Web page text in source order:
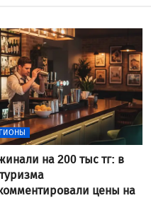
на 200 тыс тг: в
цены на